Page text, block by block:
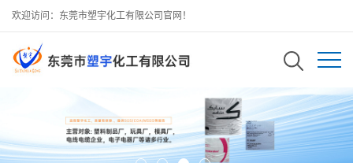
欢迎访问：东莞市塑宇化工有限公司官网！